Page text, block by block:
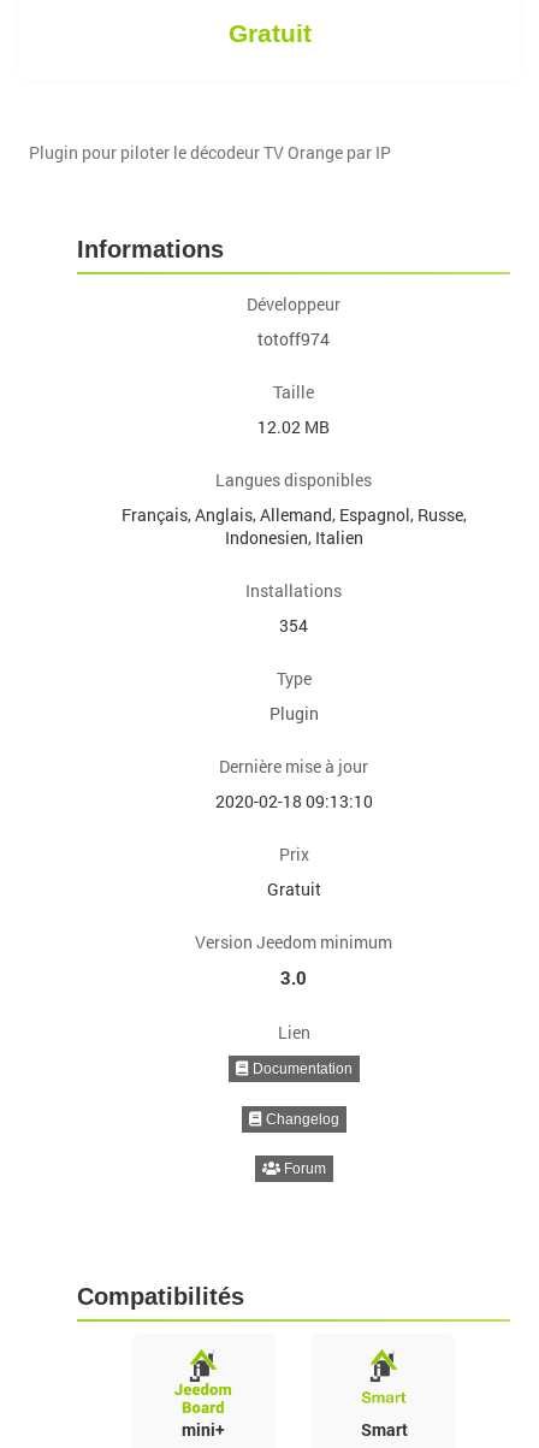
Gratuit
Plugin pour piloter le décodeur TV Orange par IP
Informations
Développeur
totoff974
Taille
12.02 MB
Langues disponibles
Français, Anglais, Allemand, Espagnol, Russe,
Indonesien, Italien
Installations
354
Type
Plugin
Dernière mise à jour
2020-02-18 09:13:10
Prix
Gratuit
Version Jeedom minimum
3.0
Lien
Documentation
Changelog
Forum
Compatibilités
mini+ Smart